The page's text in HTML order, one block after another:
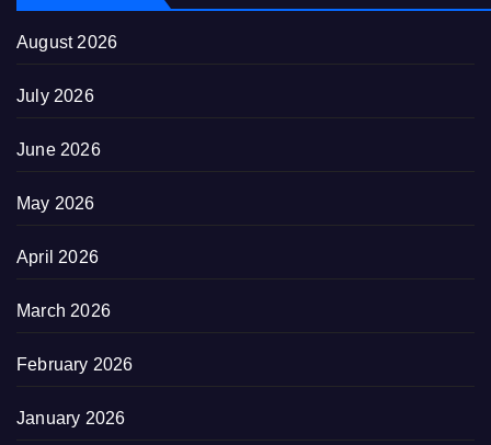
August 2026
July 2026
June 2026
May 2026
April 2026
March 2026
February 2026
January 2026